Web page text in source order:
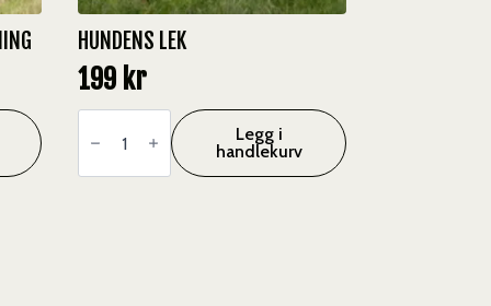
HUNDENS LEK
199 kr
Hundens
Legg i
handlekurv